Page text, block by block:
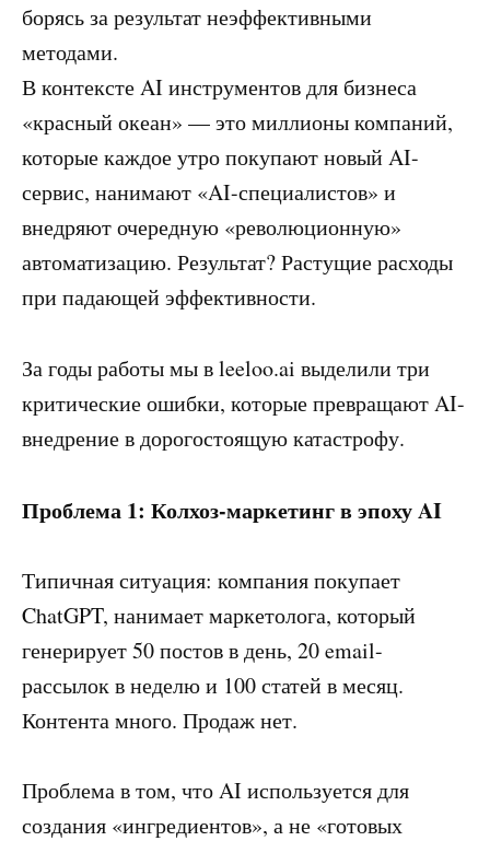
борясь за результат неэффективными
методами.
В контексте AI инструментов для бизнеса
«красный океан» — это миллионы компаний,
которые каждое утро покупают новый AI-
сервис, нанимают «AI-специалистов» и
внедряют очередную «революционную»
автоматизацию. Результат? Растущие расходы
при падающей эффективности.
За годы работы мы в leeloo.ai выделили три
критические ошибки, которые превращают AI-
внедрение в дорогостоящую катастрофу.
Проблема 1: Колхоз-маркетинг в эпоху AI
Типичная ситуация: компания покупает
ChatGPT, нанимает маркетолога, который
генерирует 50 постов в день, 20 email-
рассылок в неделю и 100 статей в месяц.
Контента много. Продаж нет.
Проблема в том, что AI используется для
создания «ингредиентов», а не «готовых